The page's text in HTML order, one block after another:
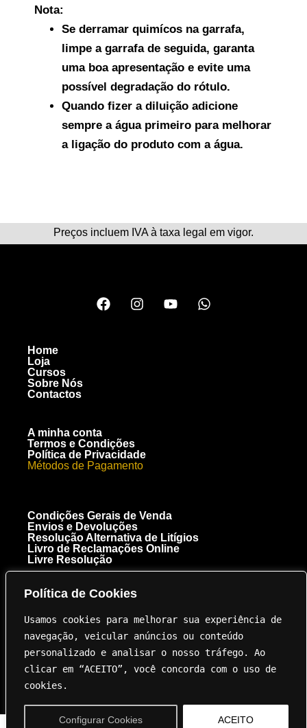
Política de Cookies
Usamos cookies para melhorar sua experiência de
navegação, veicular anúncios ou conteúdo
personalizado e analisar o nosso tráfego. Ao
clicar em “ACEITO”, você concorda com o uso de
cookies.
Configurar Cookies ACEITO
Nota:
Se derramar quimícos na garrafa,
limpe a garrafa de seguida, garanta
uma boa apresentação e evite uma
possível degradação do rótulo.
Quando fizer a diluição adicione
sempre a água primeiro para melhorar
a ligação do produto com a água.
Preços incluem IVA à taxa legal em vigor.
Home
Loja
Cursos
Sobre Nós
Contactos
A minha conta
Termos e Condições
Política de Privacidade
Métodos de Pagamento
Condições Gerais de Venda
Envios e Devoluções
Resolução Alternativa de Litígios
Livro de Reclamações Online
Livre Resolução
Royal Carbon Creations Unipessoal, Lda. EN 125 Troto Km 95.5
8135-040 Almancil NIF 515237264
geral@innovation.com.pt